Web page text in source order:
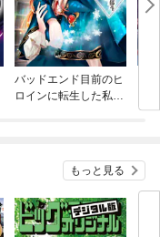
バッドエンド目前のヒ
ロインに転生した私、
もっと見る